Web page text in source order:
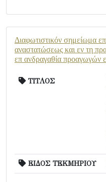
Διαφωτιστικόν σημείωμα
αναστατώσεως και εν τη
επ ανδραγαθία προαγωγών
ΤΙΤΛΟΣ
ΕΙΔΟΣ ΤΕΚΜΗΡΙΟΥ